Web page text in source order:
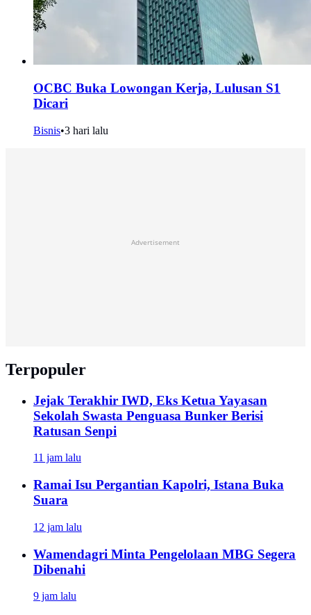
OCBC Buka Lowongan Kerja, Lulusan S1
Dicari
Bisnis•3 hari lalu
Advertisement
Terpopuler
Jejak Terakhir IWD, Eks Ketua Yayasan
Sekolah Swasta Penguasa Bunker Berisi
Ratusan Senpi
11 jam lalu
Ramai Isu Pergantian Kapolri, Istana Buka
Suara
12 jam lalu
Wamendagri Minta Pengelolaan MBG Segera
Dibenahi
9 jam lalu